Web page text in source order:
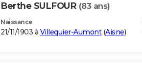
Berthe SULFOUR (83 ans)
Naissance
21/11/1903 à Villequier-Aumont(Aisne)